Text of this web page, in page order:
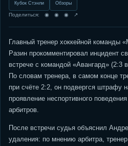
Кубок Стэнли Обзоры
Поделиться: ◉ ◉ ◉ ↗
Главный тренер хоккейной команды
Разин прокомментировал инцидент
встрече с командой «Авангард» (2:3
По словам тренера, в самом конце
при счёте 2:2, он подвергся штрафу
проявление неспортивного
арбитров.
После встречи судья объяснил
удаления: по мнению арбитра,